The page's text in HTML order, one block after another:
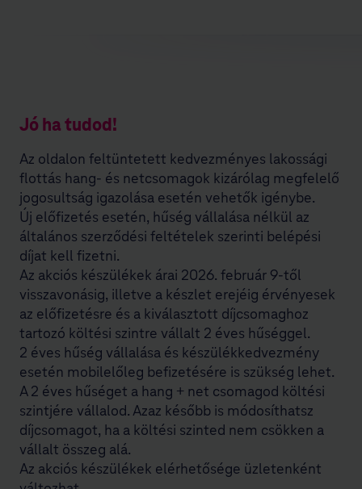
Jó ha tudod!
Az oldalon feltüntetett kedvezményes lakossági
flottás hang- és netcsomagok kizárólag megfelelő
jogosultság igazolása esetén vehetők igénybe.
Új előfizetés esetén, hűség vállalása nélkül az
általános szerződési feltételek szerinti belépési
díjat kell fizetni.
Az akciós készülékek árai 2026. február 9-től
visszavonásig, illetve a készlet erejéig érvényesek
az előfizetésre és a kiválasztott díjcsomaghoz
tartozó költési szintre vállalt 2 éves hűséggel.
2 éves hűség vállalása és készülékkedvezmény
esetén mobilelőleg befizetésére is szükség lehet.
A 2 éves hűséget a hang + net csomagod költési
szintjére vállalod. Azaz később is módosíthatsz
díjcsomagot, ha a költési szinted nem csökken a
vállalt összeg alá.
Az akciós készülékek elérhetősége üzletenként